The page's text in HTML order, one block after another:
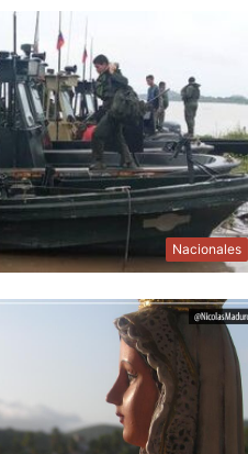
Nacionales